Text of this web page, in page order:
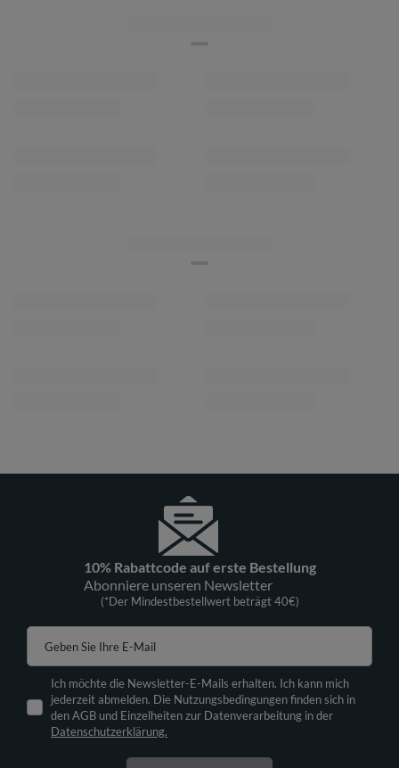
10% Rabattcode auf erste Bestellung
Abonniere unseren Newsletter
(*Der Mindestbestellwert beträgt 40€)
Geben Sie Ihre E-Mail
Ich möchte die Newsletter-E-Mails erhalten. Ich kann mich
jederzeit abmelden. Die Nutzungsbedingungen finden sich in
den AGB und Einzelheiten zur Datenverarbeitung in der
Datenschutzerklärung.